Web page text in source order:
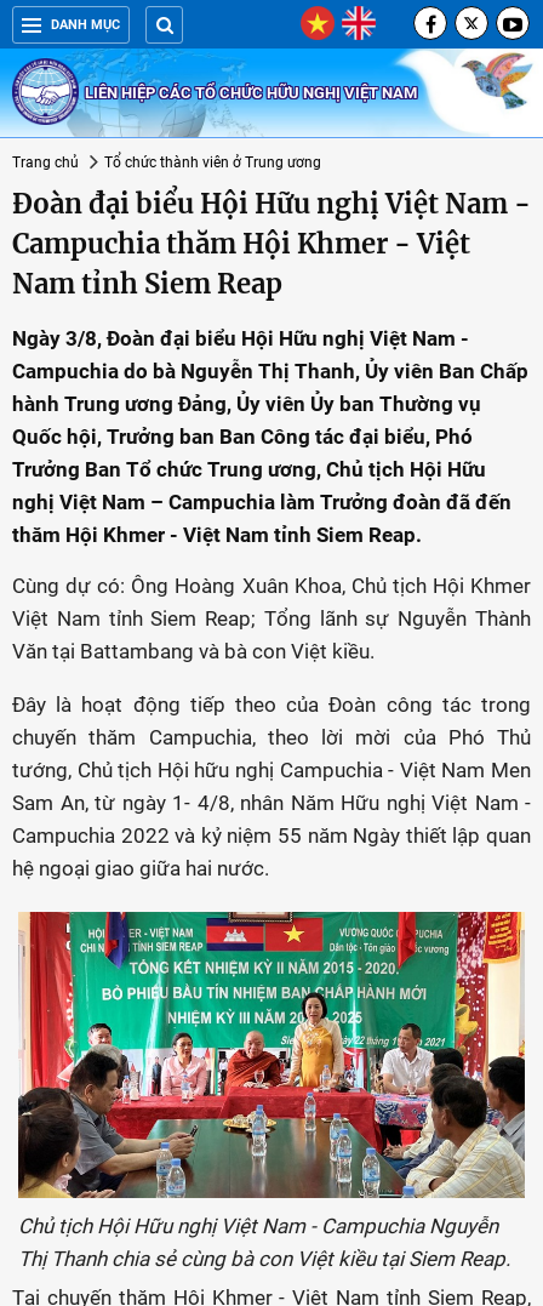
DANH MỤC
LIÊN HIỆP CÁC TỔ CHỨC HỮU NGHỊ VIỆT NAM
Trang chủ Tổ chức thành viên ở Trung ương
Đoàn đại biểu Hội Hữu nghị Việt Nam -
Campuchia thăm Hội Khmer - Việt
Nam tỉnh Siem Reap
Ngày 3/8, Đoàn đại biểu Hội Hữu nghị Việt Nam -
Campuchia do bà Nguyễn Thị Thanh, Ủy viên Ban Chấp
hành Trung ương Đảng, Ủy viên Ủy ban Thường vụ
Quốc hội, Trưởng ban Ban Công tác đại biểu, Phó
Trưởng Ban Tổ chức Trung ương, Chủ tịch Hội Hữu
nghị Việt Nam – Campuchia làm Trưởng đoàn đã đến
thăm Hội Khmer - Việt Nam tỉnh Siem Reap.
Cùng dự có: Ông Hoàng Xuân Khoa, Chủ tịch Hội Khmer
Việt Nam tỉnh Siem Reap; Tổng lãnh sự Nguyễn Thành
Văn tại Battambang và bà con Việt kiều.
Đây là hoạt động tiếp theo của Đoàn công tác trong
chuyến thăm Campuchia, theo lời mời của Phó Thủ
tướng, Chủ tịch Hội hữu nghị Campuchia - Việt Nam Men
Sam An, từ ngày 1- 4/8, nhân Năm Hữu nghị Việt Nam -
Campuchia 2022 và kỷ niệm 55 năm Ngày thiết lập quan
hệ ngoại giao giữa hai nước.
Chủ tịch Hội Hữu nghị Việt Nam - Campuchia Nguyễn
Thị Thanh chia sẻ cùng bà con Việt kiều tại Siem Reap.
Tại chuyến thăm Hội Khmer - Việt Nam tỉnh Siem Reap,